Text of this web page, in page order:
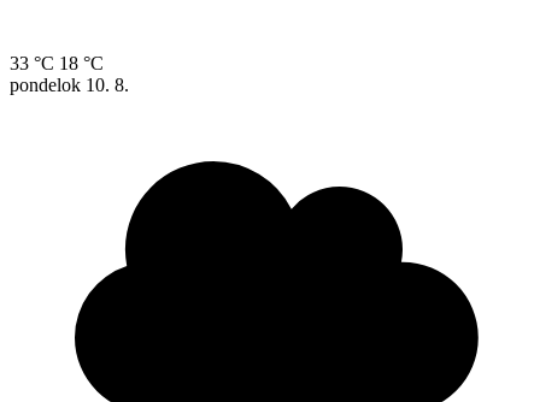
33 °C 18 °C
pondelok 10. 8.